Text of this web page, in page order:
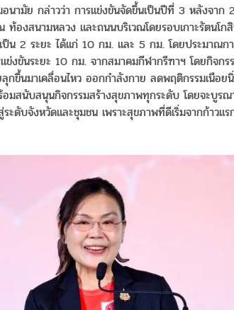
ามัย กล่าวว่า การแข่งขันจัดขึ้นเป็นปีที่ 3 หลังจาก
องสนามหลวง และถนนบริเวณโดยรอบเกาะรัตนโก
น 2 ระยะ ได้แก่ 10 กม. และ 5 กม. โดยประมาณกา
งขันระยะ 10 กม. จากสมาคมกีฬากรีฑาฯ โดยกิจกร
ขึ้นมาเคลื่อนไหว ออกกำลังกาย ลดพฤติกรรมเนือยนิ่
มสนับสนุนกิจกรรมสร้างสุขภาพทุกระดับ โดยจะบูรณ
ดับจังหวัดและชุมชน เพราะสุขภาพที่ดีเริ่มจากก้าวแร